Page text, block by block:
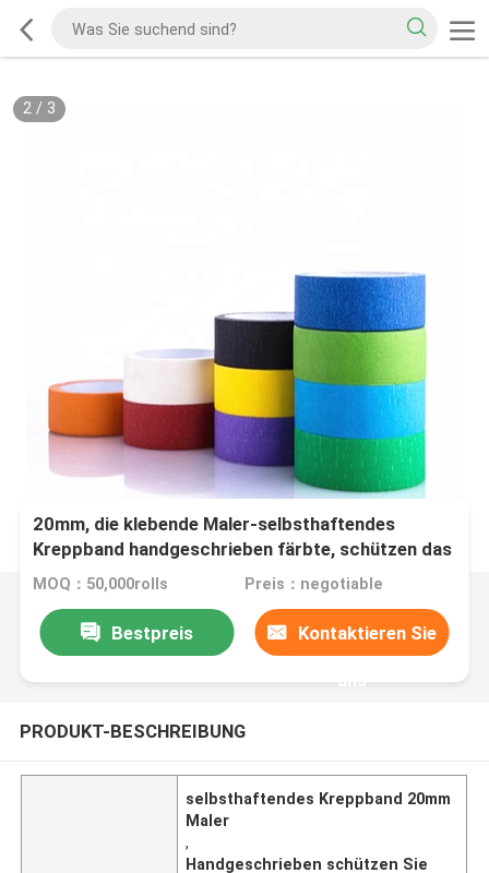
2/ 3
20mm, die klebende Maler-selbsthaftendes
Kreppband handgeschrieben färbte, schützen das
Wandbild
MOQ：50,000rolls Preis：negotiable
Bestpreis Kontaktieren Sie
uns
PRODUKT-BESCHREIBUNG
selbsthaftendes Kreppband 20mm
Maler
,
Handgeschrieben schützen Sie